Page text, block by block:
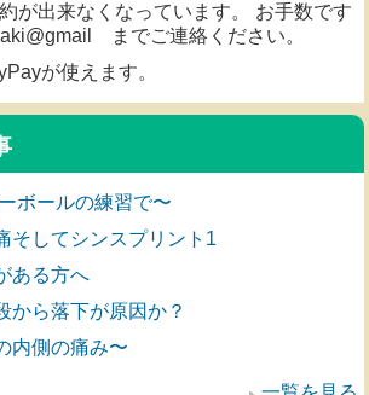
が出来なくなっています。 お手数です
までご連絡ください。
が使えます。
ボールの練習で〜
そしてシンスプリント1
ある方へ
から落下が原因か？
内側の痛み〜